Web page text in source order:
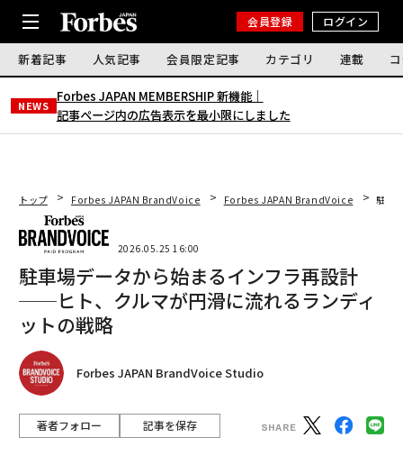
会員登録 ログイン
新着記事 人気記事 会員限定記事 カテゴリ 連載
NEWS
Forbes JAPAN MEMBERSHIP 新機能｜
記事ページ内の広告表示を最小限にしました
トップ Forbes JAPAN BrandVoice Forbes JAPAN BrandVoice 駐車
2026.05.25 16:00
駐車場データから始まるインフラ再設計
──ヒト、クルマが円滑に流れるランディ
ットの戦略
Forbes JAPAN BrandVoice Studio
著者フォロー 記事を保存